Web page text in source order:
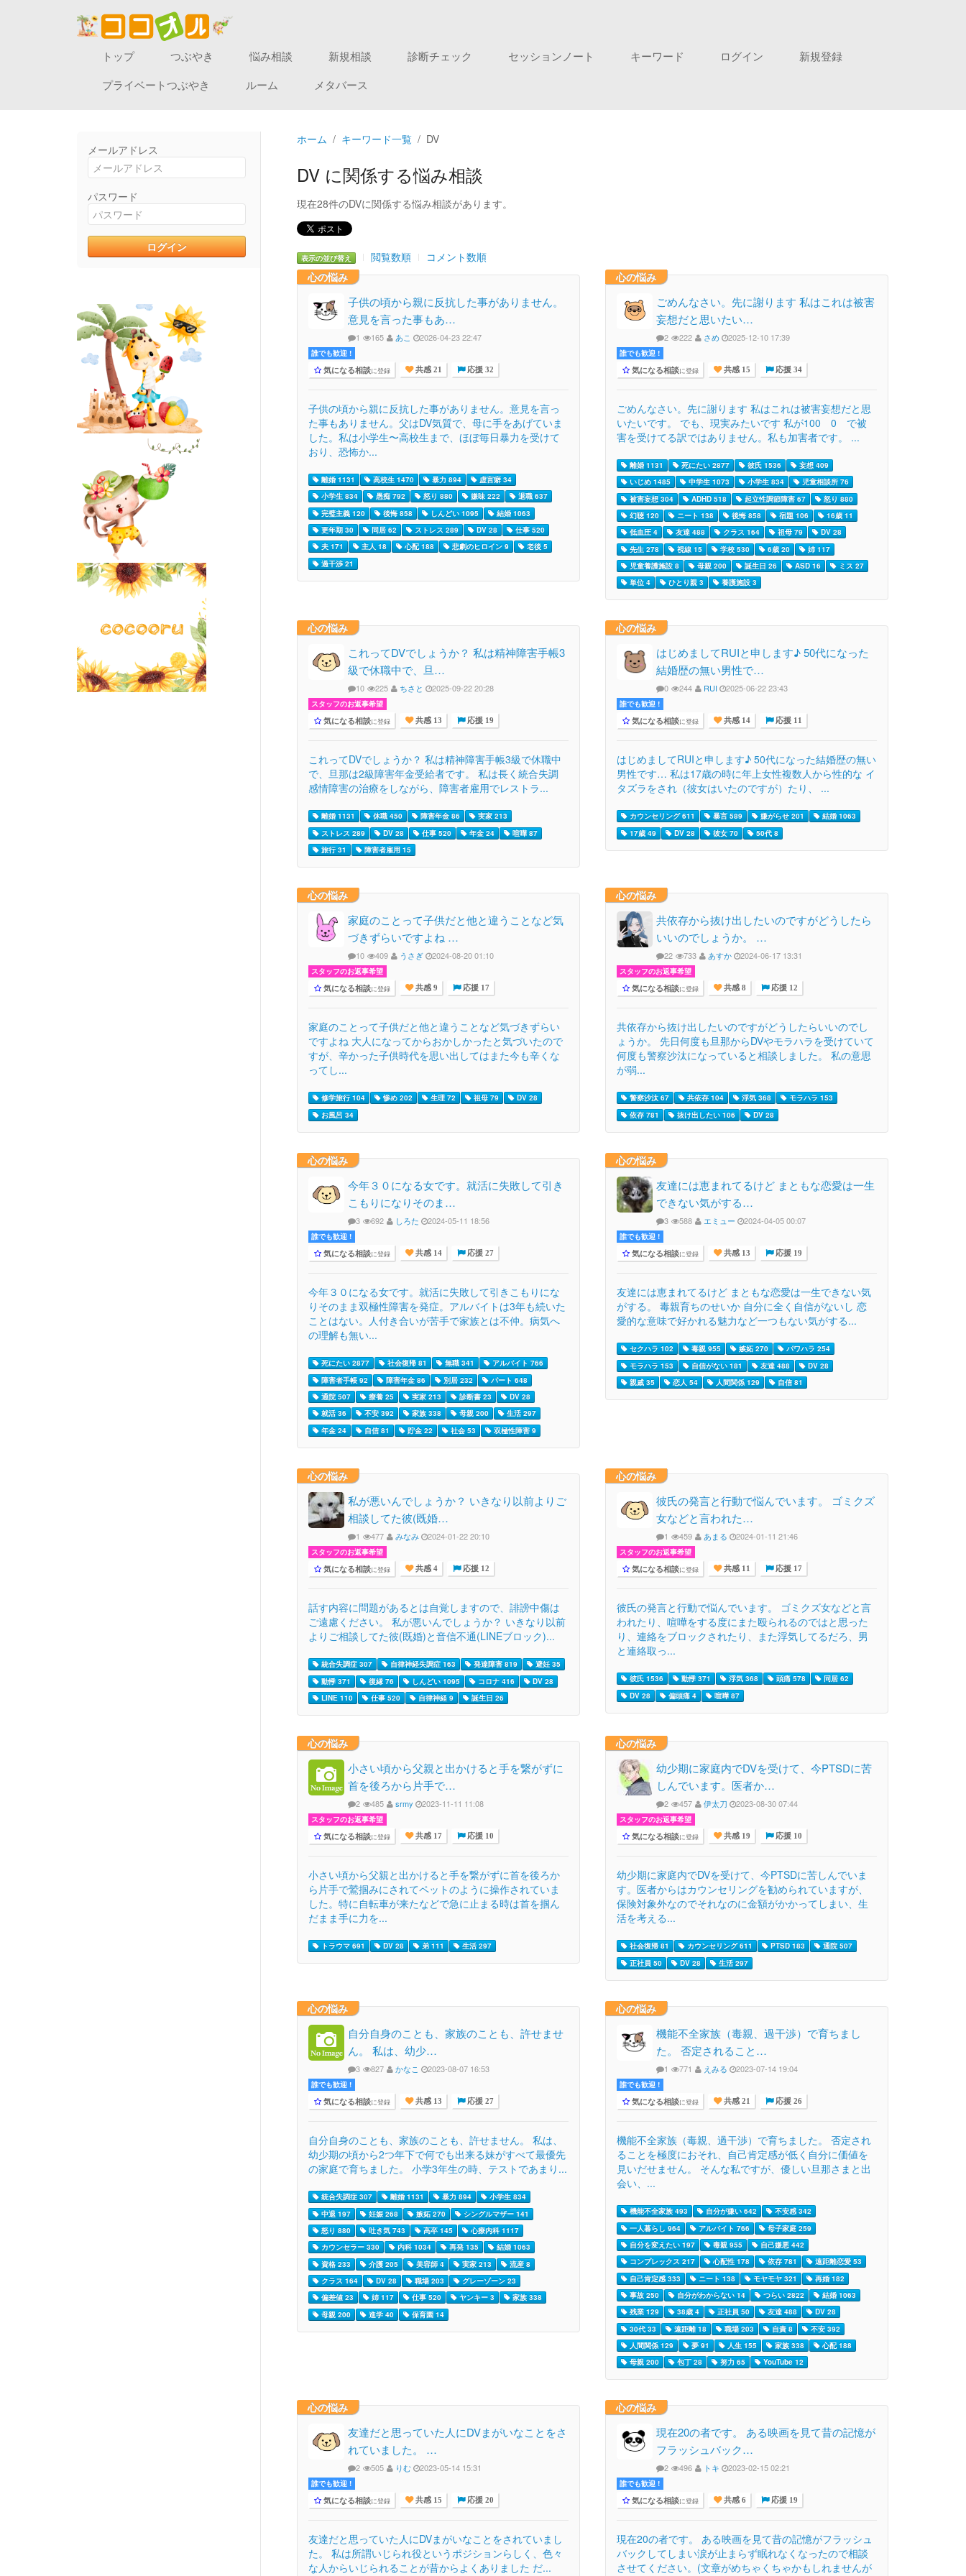
トップ つぶやき 悩み相談 新規相談 診断チェック セッションノート キーワード ログイン
新規登録
プライベートつぶやき
ルーム メタバース
メールアドレス
パスワード
ホーム キーワード一覧 DV
DV に関係する悩み相談
現在28件のDVに関係する悩み相談があります。
表示の並び替え 閲覧数順
コメント数順
心の悩み
子供の頃から親に反抗した事がありません。
意見を言った事もあ…
1 165 あこ 2026-04-23 22:47
誰でも歓迎 !
気になる相談に登録 共感 21 応援 32
子供の頃から親に反抗した事がありません。意見を言っ
た事もありません。父はDV気質で、母に手をあげていま
した。私は小学生〜高校生まで、ほぼ毎日暴力を受けて
おり、恐怖か...
離婚 1131 高校生 1470 暴力 894
虚言癖 34
小学生 834
愚痴 792 怒り 880 嫌味 222
退職 637
完璧主義 120
後悔 858 しんどい 1095
結婚 1063
更年期 30
同居 62 ストレス 289 DV 28
仕事 520
夫 171
主人 18 心配 188 悲劇のヒロイン 9
老後 5
過干渉 21
心の悩み
ごめんなさい。先に謝ります 私はこれは被害
妄想だと思いたい…
2 222 さめ 2025-12-10 17:39
誰でも歓迎 !
気になる相談に登録 共感 15 応援 34
ごめんなさい。先に謝ります 私はこれは被害妄想だと思
いたいです。 でも、現実みたいです 私が100 0 で被
害を受けてる訳ではありません。私も加害者です。 ...
離婚 1131 死にたい 2877 彼氏 1536
妄想 409
いじめ 1485
中学生 1073 小学生 834
児童相談所 76
被害妄想 304
ADHD 518 起立性調節障害 67
怒り 880
幻聴 120
ニート 138 後悔 858 宿題 106
16歳 11
低血圧 4
友達 488 クラス 164 祖母 79
DV 28
先生 278
視線 15 学校 530 6歳 20
姉 117
児童養護施設 8
母親 200 誕生日 26 ASD 16
ミス 27
単位 4
ひとり親 3 養護施設 3
心の悩み
これってDVでしょうか？ 私は精神障害手帳3
級で休職中で、旦…
10 225 ちさと 2025-09-22 20:28
スタッフのお返事希望
気になる相談に登録 共感 13 応援 19
これってDVでしょうか？ 私は精神障害手帳3級で休職中
で、旦那は2級障害年金受給者です。 私は長く統合失調
感情障害の治療をしながら、障害者雇用でレストラ...
離婚 1131 休職 450 障害年金 86
実家 213
ストレス 289
DV 28 仕事 520 年金 24
喧嘩 87
旅行 31
障害者雇用 15
心の悩み
はじめましてRUIと申します♪ 50代になった
結婚歴の無い男性で…
0 244 RUI 2025-06-22 23:43
誰でも歓迎 !
気になる相談に登録 共感 14 応援 11
はじめましてRUIと申します♪ 50代になった結婚歴の無い
男性です… 私は17歳の時に年上女性複数人から性的な イ
タズラをされ（彼女はいたのですが）たり、 ...
カウンセリング 611 暴言 589 嫌がらせ 201
結婚 1063
17歳 49
DV 28 彼女 70 50代 8
心の悩み
家庭のことって子供だと他と違うことなど気
づきずらいですよね …
10 409 うさぎ 2024-08-20 01:10
スタッフのお返事希望
気になる相談に登録 共感 9 応援 17
家庭のことって子供だと他と違うことなど気づきずらい
ですよね 大人になってからおかしかったと気づいたので
すが、辛かった子供時代を思い出してはまた今も辛くな
ってし...
修学旅行 104 惨め 202 生理 72 祖母 79
DV 28
お風呂 34
心の悩み
共依存から抜け出したいのですがどうしたら
いいのでしょうか。 …
22 733 あすか 2024-06-17 13:31
スタッフのお返事希望
気になる相談に登録 共感 8 応援 12
共依存から抜け出したいのですがどうしたらいいのでし
ょうか。 先日何度も旦那からDVやモラハラを受けていて
何度も警察沙汰になっていると相談しました。 私の意思
が弱...
警察沙汰 67 共依存 104 浮気 368
モラハラ 153
依存 781
抜け出したい 106 DV 28
心の悩み
今年３０になる女です。就活に失敗して引き
こもりになりそのま…
3 692 しろた 2024-05-11 18:56
誰でも歓迎 !
気になる相談に登録 共感 14 応援 27
今年３０になる女です。就活に失敗して引きこもりにな
りそのまま双極性障害を発症。アルバイトは3年も続いた
ことはない。人付き合いが苦手で家族とは不仲。病気へ
の理解も無い...
死にたい 2877 社会復帰 81 無職 341
アルバイト 766
障害者手帳 92
障害年金 86 別居 232
パート 648
通院 507
療養 25 実家 213 診断書 23
DV 28
就活 36
不安 392 家族 338 母親 200
生活 297
年金 24
自信 81 貯金 22 社会 53 双極性障害 9
心の悩み
友達には恵まれてるけど まともな恋愛は一生
できない気がする…
3 588 エミュー 2024-04-05 00:07
誰でも歓迎 !
気になる相談に登録 共感 13 応援 19
友達には恵まれてるけど まともな恋愛は一生できない気
がする。 毒親育ちのせいか 自分に全く自信がないし 恋
愛的な意味で好かれる魅力など一つもない気がする...
セクハラ 102 毒親 955 嫉妬 270
パワハラ 254
モラハラ 153
自信がない 181 友達 488
DV 28
親戚 35
恋人 54 人間関係 129 自信 81
心の悩み
私が悪いんでしょうか？ いきなり以前よりご
相談してた彼(既婚…
1 477 みなみ 2024-01-22 20:10
スタッフのお返事希望
気になる相談に登録 共感 4 応援 12
話す内容に問題があるとは自覚しますので、誹謗中傷は
ご遠慮ください。 私が悪いんでしょうか？ いきなり以前
よりご相談してた彼(既婚)と音信不通(LINEブロック)...
統合失調症 307 自律神経失調症 163 発達障害 819
避妊 35
動悸 371
復縁 76 しんどい 1095 コロナ 416
DV 28
LINE 110
仕事 520 自律神経 9 誕生日 26
心の悩み
彼氏の発言と行動で悩んでいます。 ゴミクズ
女などと言われた…
1 459 あまる 2024-01-11 21:46
スタッフのお返事希望
気になる相談に登録 共感 11 応援 17
彼氏の発言と行動で悩んでいます。 ゴミクズ女などと言
われたり、喧嘩をする度にまた殴られるのではと思った
り、連絡をブロックされたり、また浮気してるだろ、男
と連絡取っ...
彼氏 1536 動悸 371 浮気 368 頭痛 578
同居 62
DV 28
偏頭痛 4 喧嘩 87
心の悩み
小さい頃から父親と出かけると手を繋がずに
首を後ろから片手で…
2 485 srmy 2023-11-11 11:08
スタッフのお返事希望
気になる相談に登録 共感 17 応援 10
小さい頃から父親と出かけると手を繋がずに首を後ろか
ら片手で鷲掴みにされてペットのように操作されていま
した。特に自転車が来たなどで急に止まる時は首を掴ん
だまま手に力を...
トラウマ 691 DV 28 弟 111 生活 297
心の悩み
幼少期に家庭内でDVを受けて、今PTSDに苦
しんでいます。医者か…
2 457 伊太刀 2023-08-30 07:44
スタッフのお返事希望
気になる相談に登録 共感 19 応援 10
幼少期に家庭内でDVを受けて、今PTSDに苦しんでいま
す。医者からはカウンセリングを勧められていますが、
保険対象外なのでそれなのに金額がかかってしまい、生
活を考える...
社会復帰 81 カウンセリング 611 PTSD 183
通院 507
正社員 50
DV 28 生活 297
心の悩み
自分自身のことも、家族のことも、許せませ
ん。 私は、幼少…
3 827 かなこ 2023-08-07 16:53
誰でも歓迎 !
気になる相談に登録 共感 13 応援 27
自分自身のことも、家族のことも、許せません。 私は、
幼少期の頃から2つ年下で何でも出来る妹がすべて最優先
の家庭で育ちました。 小学3年生の時、テストであまり...
統合失調症 307 離婚 1131 暴力 894
小学生 834
中退 197
妊娠 268 嫉妬 270
シングルマザー 141
怒り 880
吐き気 743 高卒 145
心療内科 1117
カウンセラー 330
内科 1034 再発 135
結婚 1063
資格 233
介護 205 美容師 4 実家 213
流産 8
クラス 164
DV 28 職場 203
グレーゾーン 23
偏差値 23
姉 117 仕事 520 ヤンキー 3
家族 338
母親 200
進学 40 保育園 14
心の悩み
機能不全家族（毒親、過干渉）で育ちまし
た。 否定されること…
1 771 えみる 2023-07-14 19:04
誰でも歓迎 !
気になる相談に登録 共感 21 応援 26
機能不全家族（毒親、過干渉）で育ちました。 否定され
ることを極度におそれ、自己肯定感が低く自分に価値を
見いだせません。 そんな私ですが、優しい旦那さまと出
会い、...
機能不全家族 493 自分が嫌い 642
不安感 342
一人暮らし 964
アルバイト 766
母子家庭 259
自分を変えたい 197
毒親 955
自己嫌悪 442
コンプレックス 217
心配性 178 依存 781
遠距離恋愛 53
自己肯定感 333
ニート 138 モヤモヤ 321
再婚 182
事故 250
自分がわからない 14 つらい 2822
結婚 1063
残業 129
38歳 4 正社員 50 友達 488
DV 28
30代 33
遠距離 18 職場 203 自責 8
不安 392
人間関係 129
夢 91 人生 155 家族 338
心配 188
母親 200
包丁 28 努力 65 YouTube 12
心の悩み
友達だと思っていた人にDVまがいなことをさ
れていました。 …
2 505 りむ 2023-05-14 15:31
誰でも歓迎 !
気になる相談に登録 共感 15 応援 20
友達だと思っていた人にDVまがいなことをされていまし
た。 私は所謂いじられ役というポジションらしく、色々
な人からいじられることが昔からよくありました だ...
心の悩み
現在20の者です。 ある映画を見て昔の記憶が
フラッシュバック…
2 496 トキ 2023-02-15 02:21
誰でも歓迎 !
気になる相談に登録 共感 6 応援 19
現在20の者です。 ある映画を見て昔の記憶がフラッシュ
バックしてしまい涙が止まらず眠れなくなったので相談
させてください。(文章がめちゃくちゃかもしれませんが